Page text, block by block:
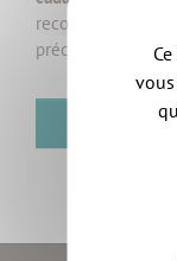
recommandations
précises.
RETOUR